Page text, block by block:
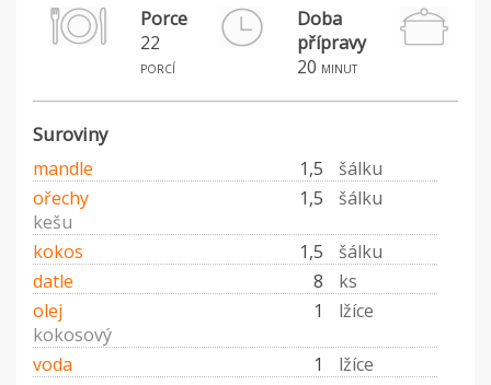
Porce
22
porcí
Doba
přípravy
20 minut
Suroviny
mandle 1,5
šálku
ořechy
1,5
šálku
kešu
kokos
1,5
šálku
datle
8
ks
olej
1
lžíce
kokosový
voda
1 lžíce